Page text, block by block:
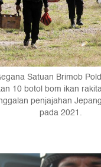
Satuan Brimob
10 botol bom ikan
penjajahan
pada 2021.